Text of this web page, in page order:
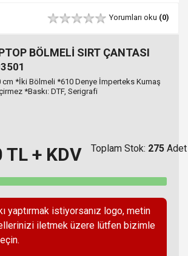
Yorumları oku (0)
BÖLMELİ SIRT ÇANTASI
cm *İki Bölmeli *610 Denye İmperteks Kumaş
*Baskı: DTF, Serigrafi
TL + KDV Toplam Stok: 275 Adet
yaptırmak istiyorsanız logo, metin
iletmek üzere lütfen bizimle